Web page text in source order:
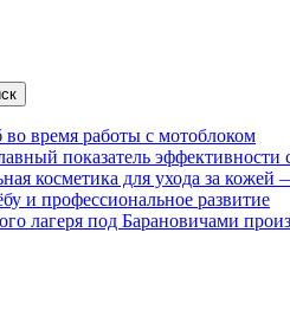
время работы с мотоблоком
показатель эффективности
косметика для ухода за кожей
и профессиональное развитие
лагеря под Барановичами